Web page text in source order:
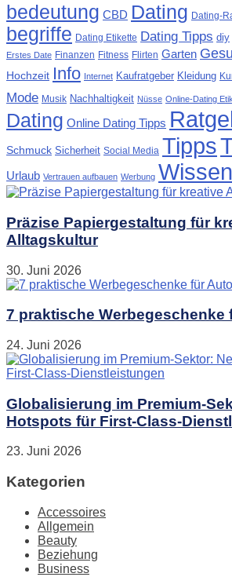
bedeutung CBD Dating Dating-
begriffe Dating Etikette Dating Tipps diy
Erstes Date Finanzen Fitness Flirten Garten
Hochzeit Info Internet Kaufratgeber Kleidung
Mode Musik Nachhaltigkeit Nüsse Online-Dating
Dating Online Dating Tipps
Schmuck Sicherheit Social Media Tipps
Urlaub Vertrauen aufbauen Werbung Wissen
Präzise Papiergestaltung für
Alltagskultur
30. Juni 2026
7 praktische Werbegeschenke
24. Juni 2026
Globalisierung im Premium-
Hotspots für First-Class-
23. Juni 2026
Kategorien
Accessoires
Allgemein
Beauty
Beziehung
Business